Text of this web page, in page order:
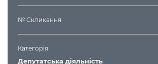
№ Скликання
Категорія
Депутатська діяльність